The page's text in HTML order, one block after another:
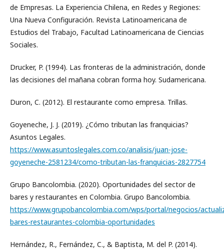
de Empresas. La Experiencia Chilena, en Redes y Regiones:
Una Nueva Configuración. Revista Latinoamericana de
Estudios del Trabajo, Facultad Latinoamericana de Ciencias
Sociales.
Drucker, P. (1994). Las fronteras de la administración, donde
las decisiones del mañana cobran forma hoy. Sudamericana.
Duron, C. (2012). El restaurante como empresa. Trillas.
Goyeneche, J. J. (2019). ¿Cómo tributan las franquicias?
Asuntos Legales.
https://www.asuntoslegales.com.co/analisis/juan-jose-
goyeneche-2581234/como-tributan-las-franquicias-2827754
Grupo Bancolombia. (2020). Oportunidades del sector de
bares y restaurantes en Colombia. Grupo Bancolombia.
https://www.grupobancolombia.com/wps/portal/negocios/
bares-restaurantes-colombia-oportunidades
Hernández, R., Fernández, C., & Baptista, M. del P. (2014).